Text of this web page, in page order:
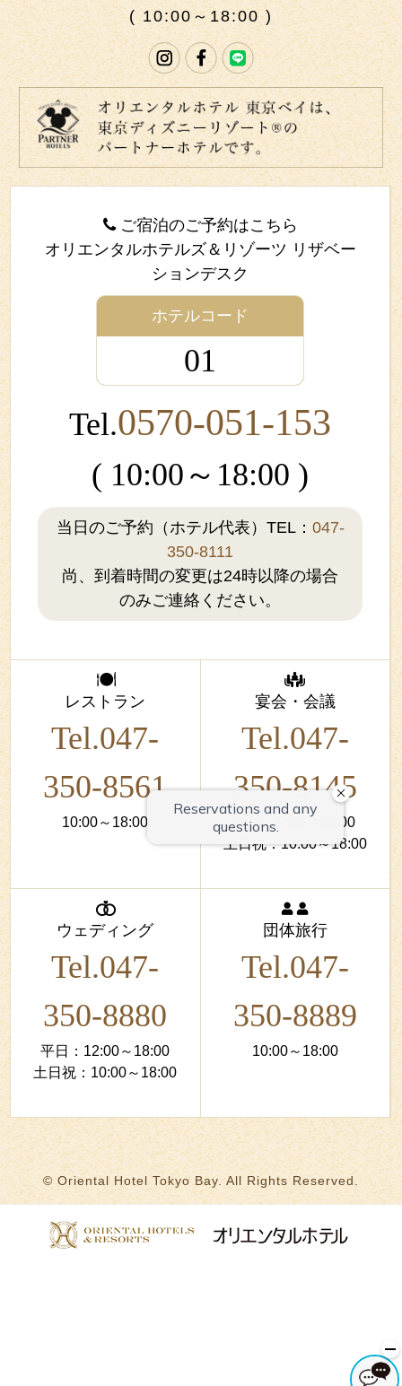
( 10:00～18:00 )
ご宿泊のご予約はこちら
オリエンタルホテルズ＆リゾーツ リザベー
ションデスク
ホテルコード
01
Tel.0570-051-153
( 10:00～18:00 )
当日のご予約（ホテル代表）TEL： 047-
350-8111
尚、到着時間の変更は24時以降の場合
のみご連絡ください。
レストラン
Tel.047-
350-8561
10:00～18:00
宴会・会議
Tel.047-
350-8145
平日：9:00～18:00
土日祝：10:00～18:00
ウェディング
Tel.047-
350-8880
平日：12:00～18:00
土日祝：10:00～18:00
団体旅行
Tel.047-
350-8889
10:00～18:00
© Oriental Hotel Tokyo Bay. All Rights Reserved.